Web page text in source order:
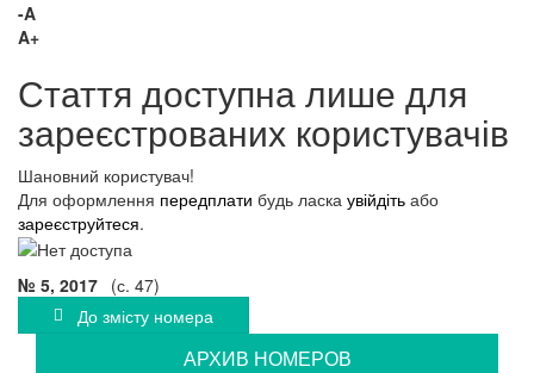
-A
A+
Стаття доступна лише для
зареєстрованих користувачів
Шановний користувач!
Для оформлення передплати будь ласка увійдіть або
зареєструйтеся.
№ 5, 2017 (с. 47)
До змісту номера
АРХИВ НОМЕРОВ